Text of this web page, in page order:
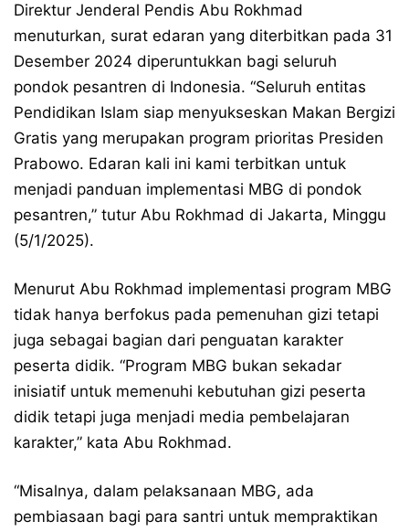
Direktur Jenderal Pendis Abu Rokhmad
menuturkan, surat edaran yang diterbitkan pada 31
Desember 2024 diperuntukkan bagi seluruh
pondok pesantren di Indonesia. “Seluruh entitas
Pendidikan Islam siap menyukseskan Makan Bergizi
Gratis yang merupakan program prioritas Presiden
Prabowo. Edaran kali ini kami terbitkan untuk
menjadi panduan implementasi MBG di pondok
pesantren,” tutur Abu Rokhmad di Jakarta, Minggu
(5/1/2025).
Menurut Abu Rokhmad implementasi program MBG
tidak hanya berfokus pada pemenuhan gizi tetapi
juga sebagai bagian dari penguatan karakter
peserta didik. “Program MBG bukan sekadar
inisiatif untuk memenuhi kebutuhan gizi peserta
didik tetapi juga menjadi media pembelajaran
karakter,” kata Abu Rokhmad.
“Misalnya, dalam pelaksanaan MBG, ada
pembiasaan bagi para santri untuk mempraktikan